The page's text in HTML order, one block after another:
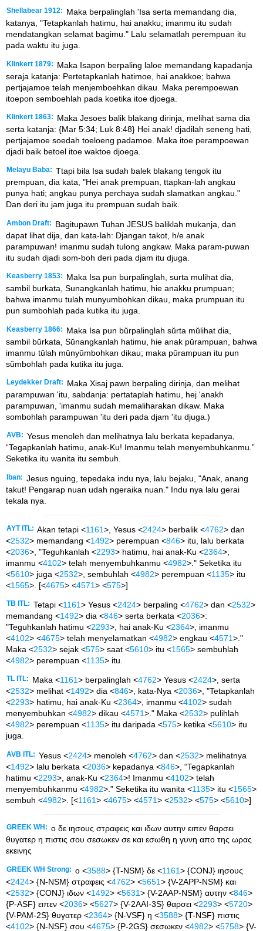
Shellabear 1912:
Maka berpalinglah 'Isa serta memandang dia,
katanya, "Tetapkanlah hatimu, hai anakku; imanmu itu sudah
mendatangkan selamat bagimu." Lalu selamatlah perempuan itu
pada waktu itu juga.
Klinkert 1879:
Maka Isapon berpaling laloe memandang kapadanja
seraja katanja: Pertetapkanlah hatimoe, hai anakkoe; bahwa
pertjajamoe telah menjemboehkan dikau. Maka perempoewan
itoepon semboehlah pada koetika itoe djoega.
Klinkert 1863:
Maka Jesoes balik blakang dirinja, melihat sama dia
serta katanja: {Mar 5:34; Luk 8:48} Hei anak! djadilah seneng hati,
pertjajamoe soedah toeloeng padamoe. Maka itoe perampoewan
djadi baik betoel itoe waktoe djoega.
Melayu Baba: Ttapi bila Isa sudah balek blakang tengok itu
prempuan, dia kata, "Hei anak prempuan, ttapkan-lah angkau
punya hati; angkau punya perchaya sudah slamatkan angkau."
Dan deri itu jam juga itu prempuan sudah baik.
Ambon Draft:
Bagitupawn Tuhan JESUS baliklah mukanja, dan
dapat lihat dija, dan kata-lah: Djangan takot, h/e anak
parampuwan! imanmu sudah tulong angkaw. Maka param-puwan
itu sudah djadi som-boh deri pada djam itu djuga.
Keasberry 1853:
Maka Isa pun burpalinglah, surta mulihat dia,
sambil burkata, Sunangkanlah hatimu, hie anakku prumpuan;
bahwa imanmu tulah munyumbohkan dikau, maka prumpuan itu
pun sumbohlah pada kutika itu juga.
Keasberry 1866:
Maka Isa pun bŭrpalinglah sŭrta mŭlihat dia,
sambil bŭrkata, Sŭnangkanlah hatimu, hie anak pŭrampuan, bahwa
imanmu tŭlah mŭnyŭmbohkan dikau; maka pŭrampuan itu pun
sŭmbohlah pada kutika itu juga.
Leydekker Draft:
Maka Xisaj pawn berpaling dirinja, dan melihat
parampuwan 'itu, sabdanja: pertataplah hatimu, hej 'anakh
parampuwan, 'imanmu sudah memaliharakan dikaw. Maka
sombohlah parampuwan 'itu deri pada djam 'itu djuga.)
AVB: Yesus menoleh dan melihatnya lalu berkata kepadanya,
“Tegapkanlah hatimu, anak-Ku! Imanmu telah menyembuhkanmu.”
Seketika itu wanita itu sembuh.
Iban: Jesus nguing, tepedaka indu nya, lalu bejaku, "Anak, anang
takut! Pengarap nuan udah ngeraika nuan." Indu nya lalu gerai
tekala nya.
AYT ITL: Akan tetapi <1161>, Yesus <2424> berbalik <4762> dan
<2532> memandang <1492> perempuan <846> itu, lalu berkata
<2036>, "Teguhkanlah <2293> hatimu, hai anak-Ku <2364>,
imanmu <4102> telah menyembuhkanmu <4982>." Seketika itu
<5610> juga <2532>, sembuhlah <4982> perempuan <1135> itu
<1565>. [<4675> <4571> <575>]
TB ITL: Tetapi <1161> Yesus <2424> berpaling <4762> dan <2532>
memandang <1492> dia <846> serta berkata <2036>:
"Teguhkanlah hatimu <2293>, hai anak-Ku <2364>, imanmu
<4102> <4675> telah menyelamatkan <4982> engkau <4571>."
Maka <2532> sejak <575> saat <5610> itu <1565> sembuhlah
<4982> perempuan <1135> itu.
TL ITL: Maka <1161> berpalinglah <4762> Yesus <2424>, serta
<2532> melihat <1492> dia <846>, kata-Nya <2036>, "Tetapkanlah
<2293> hatimu, hai anak-Ku <2364>, imanmu <4102> sudah
menyembuhkan <4982> dikau <4571>." Maka <2532> pulihlah
<4982> perempuan <1135> itu daripada <575> ketika <5610> itu
juga.
AVB ITL: Yesus <2424> menoleh <4762> dan <2532> melihatnya
<1492> lalu berkata <2036> kepadanya <846>, “Tegapkanlah
hatimu <2293>, anak-Ku <2364>! Imanmu <4102> telah
menyembuhkanmu <4982>.” Seketika itu wanita <1135> itu <1565>
sembuh <4982>. [<1161> <4675> <4571> <2532> <575> <5610>]
GREEK WH: ο δε ιησους στραφεις και ιδων αυτην ειπεν θαρσει
θυγατερ η πιστις σου σεσωκεν σε και εσωθη η γυνη απο της ωρας
εκεινης
GREEK WH Strong: ο <3588> {T-NSM} δε <1161> {CONJ} ιησους
<2424> {N-NSM} στραφεις <4762> <5651> {V-2APP-NSM} και
<2532> {CONJ} ιδων <1492> <5631> {V-2AAP-NSM} αυτην <846>
{P-ASF} ειπεν <2036> <5627> {V-2AAI-3S} θαρσει <2293> <5720>
{V-PAM-2S} θυγατερ <2364> {N-VSF} η <3588> {T-NSF} πιστις
<4102> {N-NSF} σου <4675> {P-2GS} σεσωκεν <4982> <5758> {V-